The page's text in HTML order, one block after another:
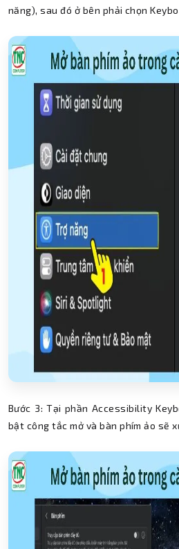
năng), sau đó ở bên phải chọn
Bước 3: Tại phần Accessibility
bật công tắc mở và bàn phím ảo sẽ